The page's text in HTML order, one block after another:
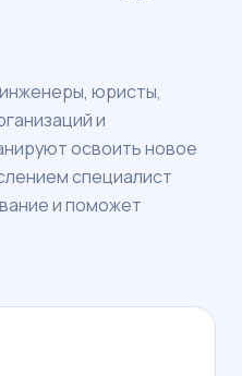
юристы,
и
освоить новое
специалист
и поможет